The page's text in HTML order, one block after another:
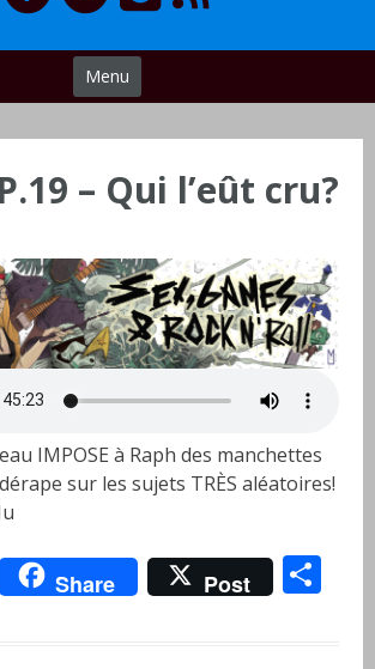
Menu
– Qui l’eût cru?
IMPOSE à Raph des manchettes
sur les sujets TRÈS aléatoires!
Twitter
Share Post